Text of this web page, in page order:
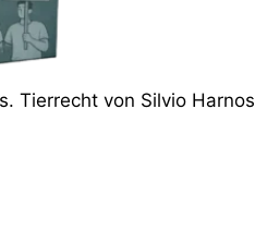
Tierrecht von Silvio Harnos